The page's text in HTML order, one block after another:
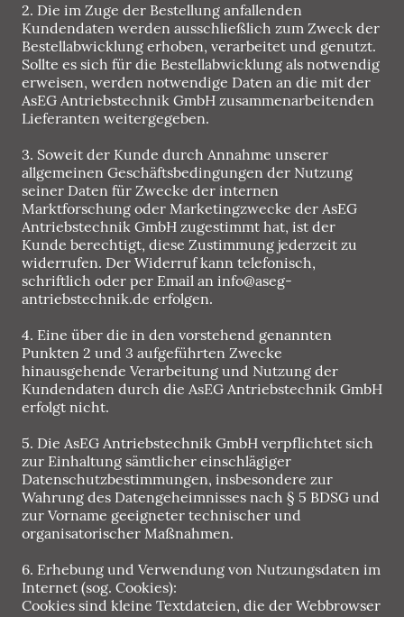
2. Die im Zuge der Bestellung anfallenden
Kundendaten werden ausschließlich zum Zweck der
Bestellabwicklung erhoben, verarbeitet und genutzt.
Sollte es sich für die Bestellabwicklung als notwendig
erweisen, werden notwendige Daten an die mit der
AsEG Antriebstechnik GmbH zusammenarbeitenden
Lieferanten weitergegeben.
3. Soweit der Kunde durch Annahme unserer
allgemeinen Geschäftsbedingungen der Nutzung
seiner Daten für Zwecke der internen
Marktforschung oder Marketingzwecke der AsEG
Antriebstechnik GmbH zugestimmt hat, ist der
Kunde berechtigt, diese Zustimmung jederzeit zu
widerrufen. Der Widerruf kann telefonisch,
schriftlich oder per Email an info@aseg-
antriebstechnik.de erfolgen.
4. Eine über die in den vorstehend genannten
Punkten 2 und 3 aufgeführten Zwecke
hinausgehende Verarbeitung und Nutzung der
Kundendaten durch die AsEG Antriebstechnik GmbH
erfolgt nicht.
5. Die AsEG Antriebstechnik GmbH verpflichtet sich
zur Einhaltung sämtlicher einschlägiger
Datenschutzbestimmungen, insbesondere zur
Wahrung des Datengeheimnisses nach § 5 BDSG und
zur Vorname geeigneter technischer und
organisatorischer Maßnahmen.
6. Erhebung und Verwendung von Nutzungsdaten im
Internet (sog. Cookies):
Cookies sind kleine Textdateien, die der Webbrowser